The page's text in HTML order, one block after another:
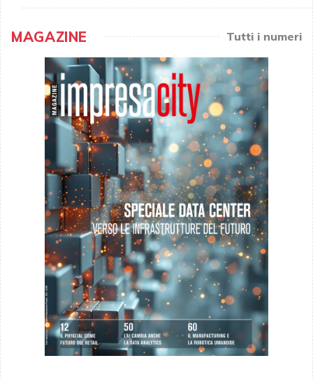
MAGAZINE Tutti i numeri